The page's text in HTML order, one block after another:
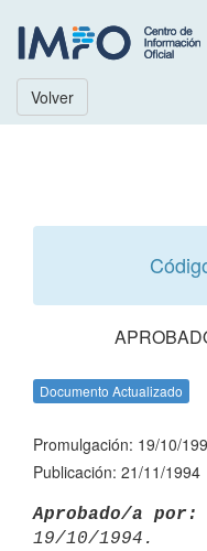
Volver
Documento Actualizado
Promulgación: 19/10/
Publicación: 21/11/1994
Aprobado/a por: